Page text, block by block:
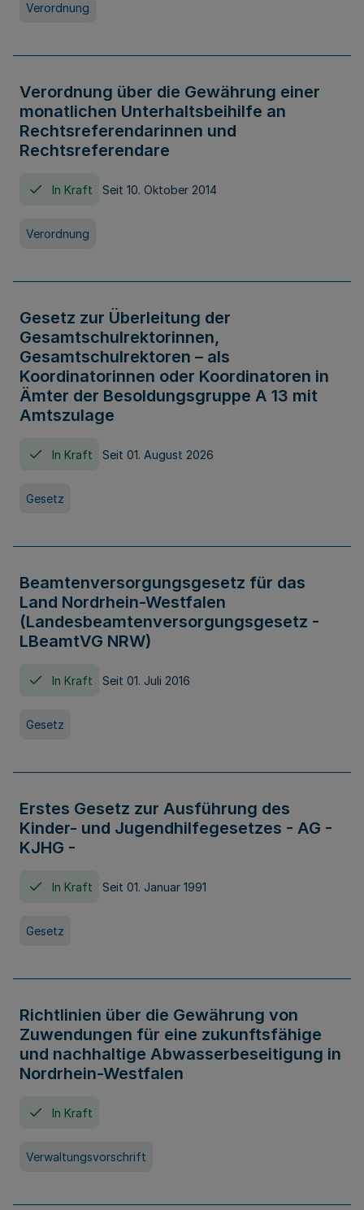
Verordnung
Verordnung über die Gewährung einer
monatlichen Unterhaltsbeihilfe an
Rechtsreferendarinnen und
Rechtsreferendare
In Kraft Seit 10. Oktober 2014
Verordnung
Gesetz zur Überleitung der
Gesamtschulrektorinnen,
Gesamtschulrektoren – als
Koordinatorinnen oder Koordinatoren in
Ämter der Besoldungsgruppe A 13 mit
Amtszulage
In Kraft Seit 01. August 2026
Gesetz
Beamtenversorgungsgesetz für das
Land Nordrhein-Westfalen
(Landesbeamtenversorgungsgesetz -
LBeamtVG NRW)
In Kraft Seit 01. Juli 2016
Gesetz
Erstes Gesetz zur Ausführung des
Kinder- und Jugendhilfegesetzes - AG -
KJHG -
In Kraft Seit 01. Januar 1991
Gesetz
Richtlinien über die Gewährung von
Zuwendungen für eine zukunftsfähige
und nachhaltige Abwasserbeseitigung in
Nordrhein-Westfalen
In Kraft
Verwaltungsvorschrift